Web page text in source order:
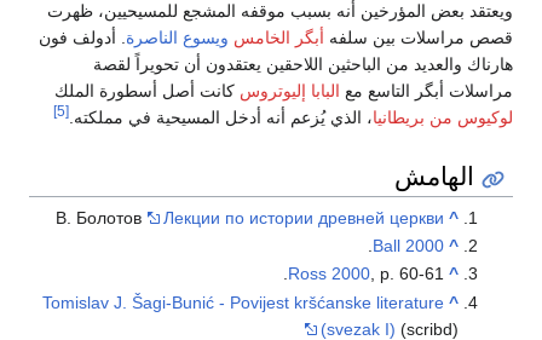
ويعتقد بعض المؤرخين أنه بسبب موقفه المشجع للمسيحيين، ظهرت
قصص مراسلات بين سلفه أبگر الخامس ويسوع الناصرة . أدولف فون
هارناك والعديد من الباحثين اللاحقين يعتقدون أن تحويراً لقصة
مراسلات أبگر التاسع مع البابا إليوتروس كانت أصل أسطورة الملك
لوكيوس من بريطانيا، الذي يُزعم أنه أدخل المسيحية في مملكته. [5]
الهامش
^
В. Болотов
Лекции по истории древней церкви
^
Ball 2000
^
Ross 2000, p. 60-61.
^
Tomislav J. Šagi-Bunić - Povijest kršćanske literature
(svezak I) (scribd)